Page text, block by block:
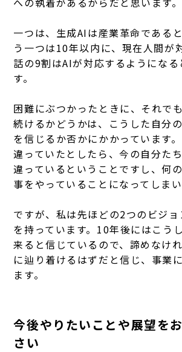
一つは、生成AIは産業革命である
う一つは10年以内に、現在人間が
話の9割はAIが対応するようになる
す。
困難にぶつかったときに、それで
続けるかどうかは、こうした自分
を信じるか否かにかかっています
違っていたとしたら、今の自分た
違っているということですし、何
事をやっていることになってしまい
ですが、私は先ほどの2つのビジ
を持っています。10年後にはこう
来ると信じているので、諦めなけ
に辿り着けるはずだと信じ、事業
ます。
今後やりたいことや展望を
さい